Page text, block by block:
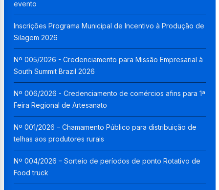
evento
Inscrições Programa Municipal de Incentivo à Produção de
Silagem 2026
Nº 005/2026 - Credenciamento para Missão Empresarial à
South Summit Brazil 2026
Nº 006/2026 - Credenciamento de comércios afins para 1ª
Feira Regional de Artesanato
Nº 001/2026 – Chamamento Público para distribuição de
telhas aos produtores rurais
Nº 004/2026 – Sorteio de períodos de ponto Rotativo de
Food truck